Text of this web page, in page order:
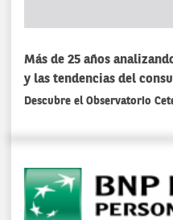
Más de 25 años
y las tendencias del
Descubre el Observatorio